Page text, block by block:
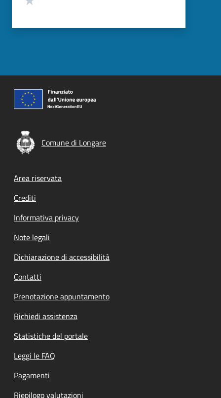
Comune di Longare
Footer menu
Area riservata
Crediti
Informativa privacy
Note legali
Dichiarazione di accessibilità
Contatti
Prenotazione appuntamento
Richiedi assistenza
Statistiche del portale
Leggi le FAQ
Pagamenti
Riepilogo valutazioni